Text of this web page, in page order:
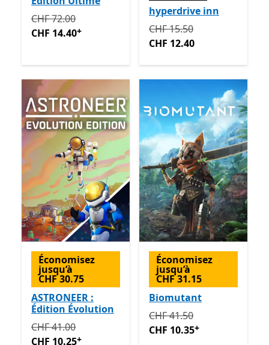
Initialement CHF 72.00 maintenant CHF 14.40
CHF 72.00
CHF 14.40+
hyperdrive inn
Initialement CHF 15.50
CHF 15.50
CHF 12.40
Économisez
jusqu’à
CHF 30.75
ASTRONEER :
Édition Évolution
Initialement CHF 41.00 maintenant CHF 10.25
CHF 41.00
CHF 10.25+
Économisez
jusqu’à
CHF 31.15
Biomutant
Initialement CHF 41.50
CHF 41.50
CHF 10.35+